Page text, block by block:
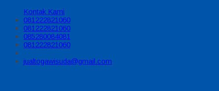
Kontak Kami
081222821060
081222821060
085280084081
081222821060
jualtogawisuda@gmail.com